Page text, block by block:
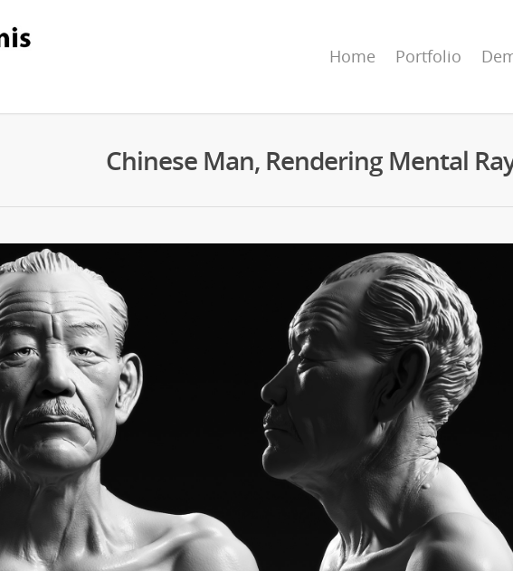
Home Portfolio
Chinese Man, Rendering Mental